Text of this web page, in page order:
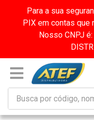
Para a sua
PIX em contas que
Nosso CNPJ